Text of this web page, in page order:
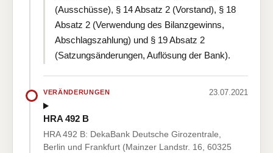
(Ausschüsse), § 14 Absatz 2 (Vorstand), § 18
Absatz 2 (Verwendung des Bilanzgewinns,
Abschlagszahlung) und § 19 Absatz 2
(Satzungsänderungen, Auflösung der Bank).
VERÄNDERUNGEN 23.07.2021
HRA 492 B
HRA 492 B: DekaBank Deutsche Girozentrale,
Berlin und Frankfurt (Mainzer Landstr. 16, 60325